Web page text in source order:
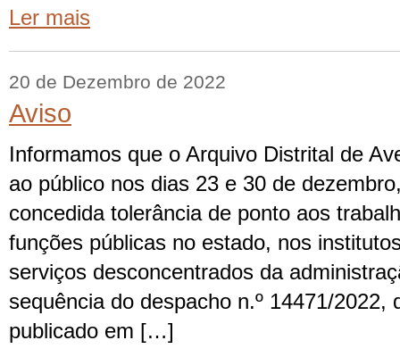
Ler mais
20 de Dezembro de 2022
Aviso
Informamos que o Arquivo Distrital de
ao público nos dias 23 e 30 de
concedida tolerância de ponto aos
funções públicas no estado, nos
serviços desconcentrados da
sequência do despacho n.º 14471/2022,
publicado em […]